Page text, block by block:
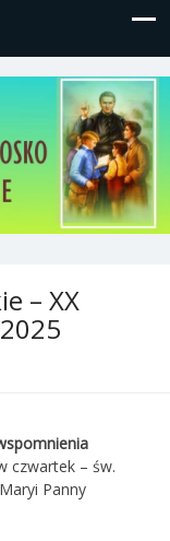
w
– XX
spomnienia
czwartek – św.
Panny